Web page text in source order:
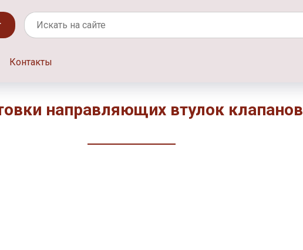
Контакты
направляющих втулок клапанов